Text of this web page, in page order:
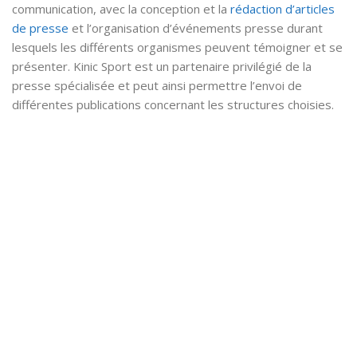
communication, avec la conception et la rédaction d’articles
de presse et l’organisation d’événements presse durant
lesquels les différents organismes peuvent témoigner et se
présenter. Kinic Sport est un partenaire privilégié de la
presse spécialisée et peut ainsi permettre l’envoi de
différentes publications concernant les structures choisies.